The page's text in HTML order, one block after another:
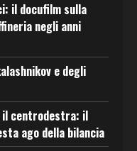
il docufilm sulla
negli anni
e degli
il centrodestra: il
ago della bilancia